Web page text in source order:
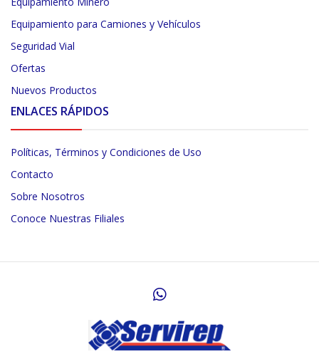
Equipamiento para Camiones y Vehículos
Seguridad Vial
Ofertas
Nuevos Productos
ENLACES RÁPIDOS
Políticas, Términos y Condiciones de Uso
Contacto
Sobre Nosotros
Conoce Nuestras Filiales